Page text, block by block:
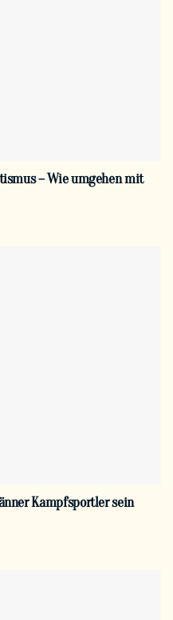
– Wie umgehen mit
Kampfsportler sein